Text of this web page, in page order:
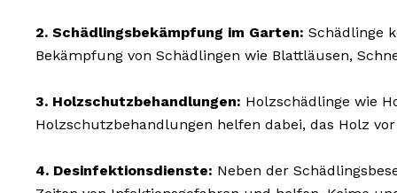
2. Schädlingsbekämpfung im Garten: Schädlinge
Bekämpfung von Schädlingen wie Blattläusen,
3. Holzschutzbehandlungen: Holzschädlinge wie
Holzschutzbehandlungen helfen dabei, das Holz
4. Desinfektionsdienste: Neben der